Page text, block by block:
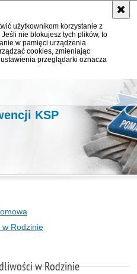
użytkownikom korzystanie z
nie blokujesz tych plików, to
w pamięci urządzenia.
cookies, zmieniając
przeglądarki oznacza
KSP
Rodzinie
w Rodzinie